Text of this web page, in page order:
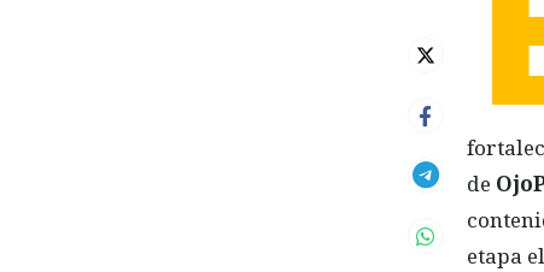
de
etapa